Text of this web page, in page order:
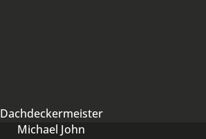
Dachdeckermeister
Michael John